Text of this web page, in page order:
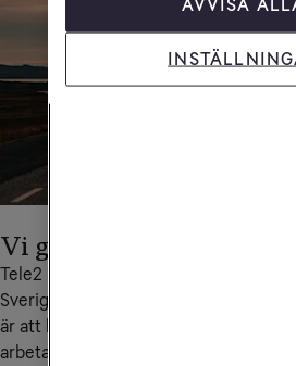
Vi ger dig bättre
Tele2 har idag ett mobilnät som täcker
Sveriges befolkning och 90 procent
är att bygga täckning och kapacitet
arbetar.
AVVISA